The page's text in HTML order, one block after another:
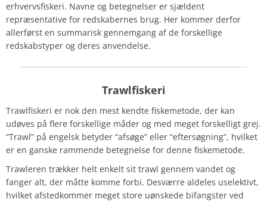
erhvervsfiskeri. Navne og betegnelser er sjældent
repræsentative for redskabernes brug. Her kommer derfor
allerførst en summarisk gennemgang af de forskellige
redskabstyper og deres anvendelse.
Trawlfiskeri
Trawlfiskeri er nok den mest kendte fiskemetode, der kan
udøves på flere forskellige måder og med meget forskelligt grej.
“Trawl” på engelsk betyder “afsøge” eller “eftersøgning”, hvilket
er en ganske rammende betegnelse for denne fiskemetode.
Trawleren trækker helt enkelt sit trawl gennem vandet og
fanger alt, der måtte komme forbi. Desværre aldeles uselektivt,
hvilket afstedkommer meget store uønskede bifangster ved